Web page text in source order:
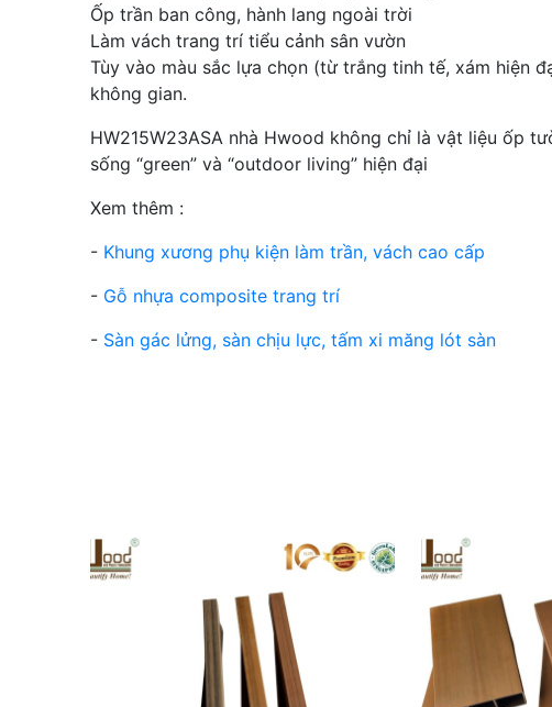
Ốp trần ban công, hành lang ngoài trời
Làm vách trang trí tiểu cảnh sân vườn
Tùy vào màu sắc lựa chọn (từ trắng tinh tế, xám hiện
không gian.
HW215W23ASA nhà Hwood không chỉ là vật liệu ốp
sống “green” và “outdoor living” hiện đại
Xem thêm :
- Khung xương phụ kiện làm trần, vách cao cấp
- Gỗ nhựa composite trang trí
- Sàn gác lửng, sàn chịu lực, tấm xi măng lót sàn